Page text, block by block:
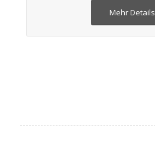
Mehr Details